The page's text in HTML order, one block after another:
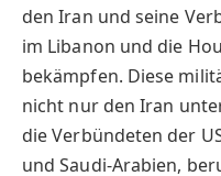
den Iran und seine
im Libanon und die
bekämpfen. Diese
nicht nur den Iran
die Verbündeten der
und Saudi-Arabien,